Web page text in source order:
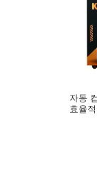
자동
효율